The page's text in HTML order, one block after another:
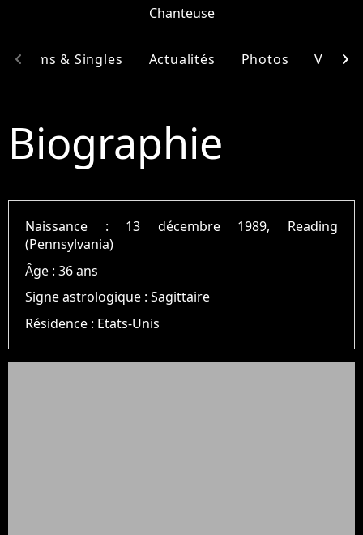
Chanteuse
Albums & Singles Actualités Photos Vidéos
chevron_left chevron_right
Biographie
Naissance : 13 décembre 1989, Reading
(Pennsylvania)
Âge :36 ans
Signe astrologique :Sagittaire
Résidence : Etats-Unis